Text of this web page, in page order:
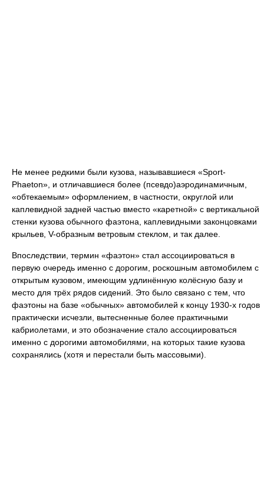
Не менее редкими были кузова, называвшиеся «Sport-
Phaeton», и отличавшиеся более (псевдо)аэродинамичным,
«обтекаемым» оформлением, в частности, округлой или
каплевидной задней частью вместо «каретной» с вертикальной
стенки кузова обычного фаэтона, каплевидными законцовками
крыльев, V-образным ветровым стеклом, и так далее.
Впоследствии, термин «фаэтон» стал ассоциироваться в
первую очередь именно с дорогим, роскошным автомобилем с
открытым кузовом, имеющим удлинённую колёсную базу и
место для трёх рядов сидений. Это было связано с тем, что
фаэтоны на базе «обычных» автомобилей к концу 1930-х годов
практически исчезли, вытесненные более практичными
кабриолетами, и это обозначение стало ассоциироваться
именно с дорогими автомобилями, на которых такие кузова
сохранялись (хотя и перестали быть массовыми).